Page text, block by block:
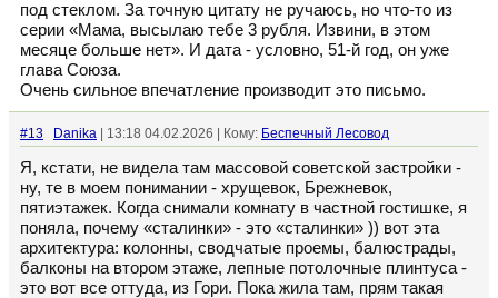
под стеклом. За точную цитату не ручаюсь, но что-то из
серии «Мама, высылаю тебе 3 рубля. Извини, в этом
месяце больше нет». И дата - условно, 51-й год, он уже
глава Союза.
Очень сильное впечатление производит это письмо.
#13 Danika | 13:18 04.02.2026 | Кому: Беспечный Лесовод
Я, кстати, не видела там массовой советской застройки -
ну, те в моем понимании - хрущевок, Брежневок,
пятиэтажек. Когда снимали комнату в частной гостишке, я
поняла, почему «сталинки» - это «сталинки» )) вот эта
архитектура: колонны, сводчатые проемы, балюстрады,
балконы на втором этаже, лепные потолочные плинтуса -
это вот все оттуда, из Гори. Пока жила там, прям такая